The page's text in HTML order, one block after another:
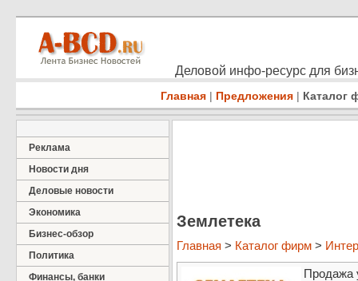
Деловой инфо-ресурс для
Главная | Предложения | Каталог
Реклама
Новости дня
Деловые новости
Экономика
Бизнес-обзор
Политика
Финансы, банки
Землетека
Главная > Каталог фирм >
Продажа